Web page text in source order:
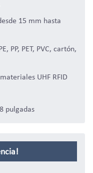
15 mm hasta
PP, PET, PVC, cartón,
UHF RFID
pulgadas